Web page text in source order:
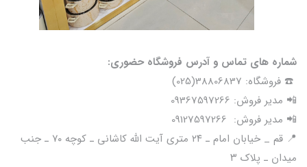
شماره های تماس و آدرس فروشگاه حضوری:
☎️ فروشگاه: 38806837(025)
📲 مدیر فروش: 09367597266
📲 مدیر فروش: 09127597266
📍 قم _ خیابان امام ـ ۲۴ متری آیت الله کاشانی ـ کوچه ۷۰ ـ جنب
میدان ـ پلاک ۳